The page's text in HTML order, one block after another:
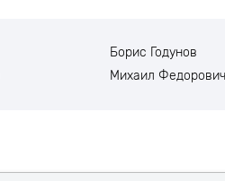
Борис Годунов
Михаил